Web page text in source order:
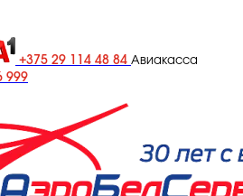
+375 29 114 48 84 Авиакасса
999